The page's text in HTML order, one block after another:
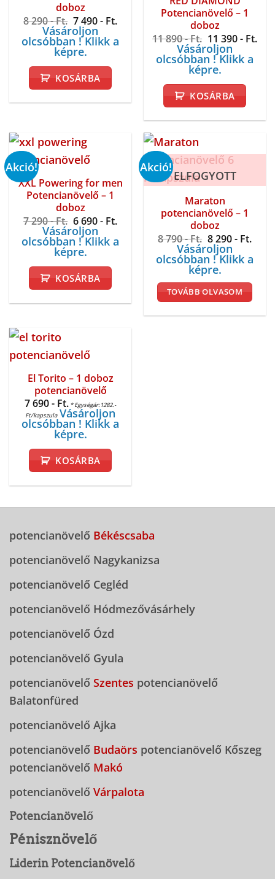
doboz
8 290- Ft. Original
price
was:
8
290 -
Ft..
7 490- Ft.Current
price
is:
7
Vásároljon
olcsóbban ! Klikk a
képre.
KOSÁRBA
Potencianövelő – 1
doboz
11 890- Ft. Original
price
was:
11
890 -
Ft..
11 390- Ft.
Vásároljon
olcsóbban ! Klikk a
képre.
KOSÁRBA
Akció!
XXL Powering for men
Potencianövelő – 1
doboz
7 290- Ft. Original
price
was:
7
290 -
Ft..
6 690- Ft.Current
price
is:
6
Vásároljon
olcsóbban ! Klikk a
képre.
KOSÁRBA
Akció!
ELFOGYOTT
Maraton
potencianövelő – 1
doboz
8 790- Ft. Original
price
was:
8
790 -
Ft..
8 290- Ft.
price
is:
8
Ft..
Vásároljon
olcsóbban ! Klikk a
képre.
TOVÁBB OLVASOM
El Torito – 1 doboz
potencianövelő
7 690- Ft. * Egységár:1282.-
Ft/kapszula Vásároljon
olcsóbban ! Klikk a
képre.
KOSÁRBA
potencianövelő Békéscsaba
potencianövelő Nagykanizsa
potencianövelő Cegléd
potencianövelő Hódmezővásárhely
potencianövelő Ózd
potencianövelő Gyula
potencianövelő Szentes potencianövelő
Balatonfüred
potencianövelő Ajka
potencianövelő Budaörs potencianövelő Kőszeg
potencianövelő Makó
potencianövelő Várpalota
Potencianövelő
Pénisznövelő
Liderin Potencianövelő